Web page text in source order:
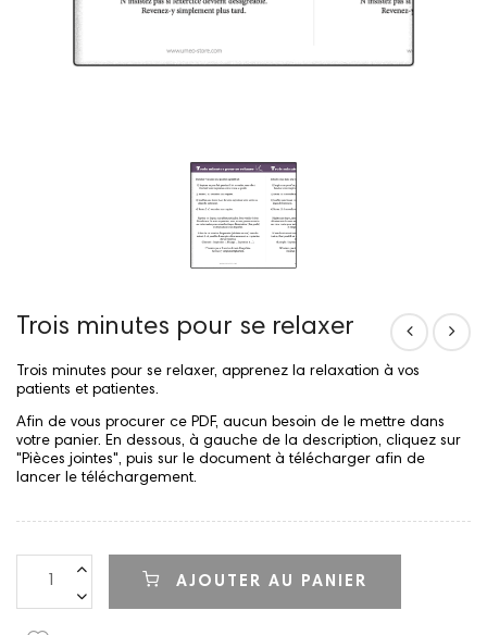
Trois minutes pour se relaxer
Trois minutes pour se relaxer, apprenez la relaxation à vos
patients et patientes.
Afin de vous procurer ce PDF, aucun besoin de le mettre dans
votre panier. En dessous, à gauche de la description, cliquez sur
"Pièces jointes", puis sur le document à télécharger afin de
lancer le téléchargement.
AJOUTER AU PANIER